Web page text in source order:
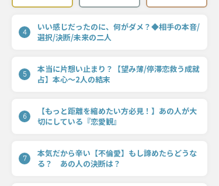
4
いい感じだったのに、何がダメ？◆相手の本音/
選択/決断/未来の二人
5
本当に片想い止まり？【望み薄/停滞恋救う成就
占】本心〜2人の結末
6
【もっと距離を縮めたい方必見！】あの人が大
切にしている『恋愛観』
7
本気だから辛い【不倫愛】もし諦めたらどうな
る？ あの人の決断は？